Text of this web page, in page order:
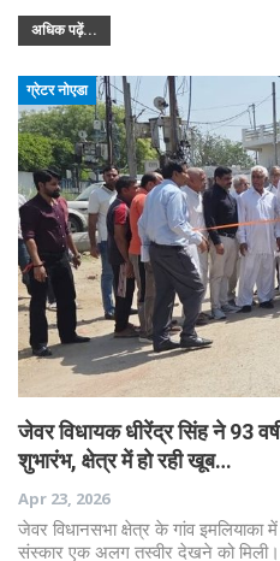
अधिक पढ़ें...
ग्रेटर नोएडा
जेवर विधायक धीरेंद्र सिंह ने 93
शुभारंभ, क्षेत्र में हो रही खूब…
Apr 23, 2026
जेवर विधानसभा क्षेत्र के गांव
संस्कार एक अलग तस्वीर देखने को